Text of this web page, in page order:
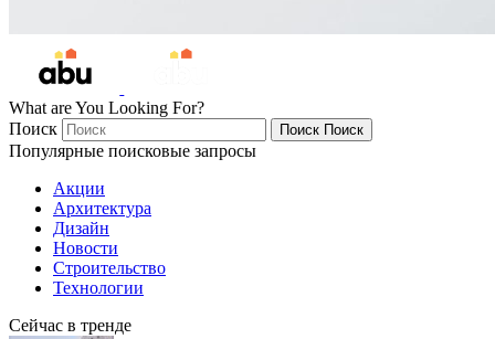
What are You Looking For?
Поиск
Поиск Поиск
Популярные поисковые запросы
Акции
Архитектура
Дизайн
Новости
Строительство
Технологии
Сейчас в тренде